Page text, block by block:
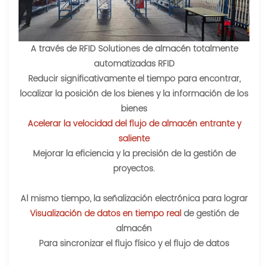
A través de RFID Solutiones de almacén totalmente
automatizadas RFID
Reducir significativamente el tiempo para encontrar,
localizar la posición de los bienes y la información de los
bienes
Acelerar la velocidad del flujo de almacén entrante y
saliente
Mejorar la eficiencia y la precisión de la gestión de
proyectos.
Al mismo tiempo, la señalización electrónica para lograr
Visualización de datos en tiempo realde gestión de
almacén
Para sincronizar el flujo físico y el flujo de datos